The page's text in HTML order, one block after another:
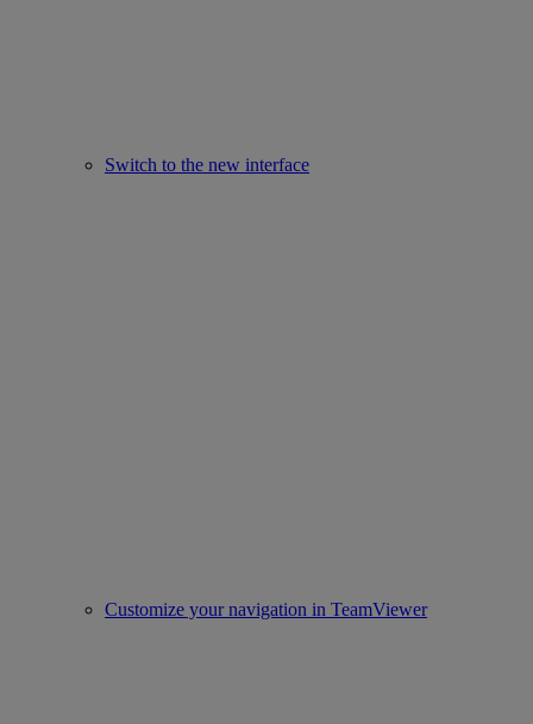
Switch to the new interface
Customize your navigation in TeamViewer